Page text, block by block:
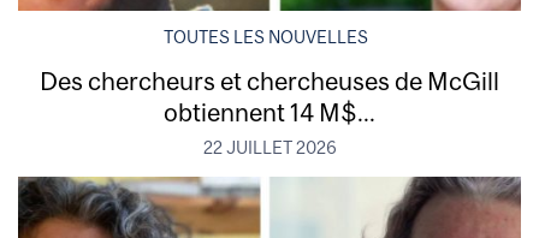
TOUTES LES NOUVELLES
Des chercheurs et chercheuses de McGill
obtiennent 14 M$...
22 JUILLET 2026